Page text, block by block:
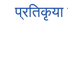
प्रतिकृया